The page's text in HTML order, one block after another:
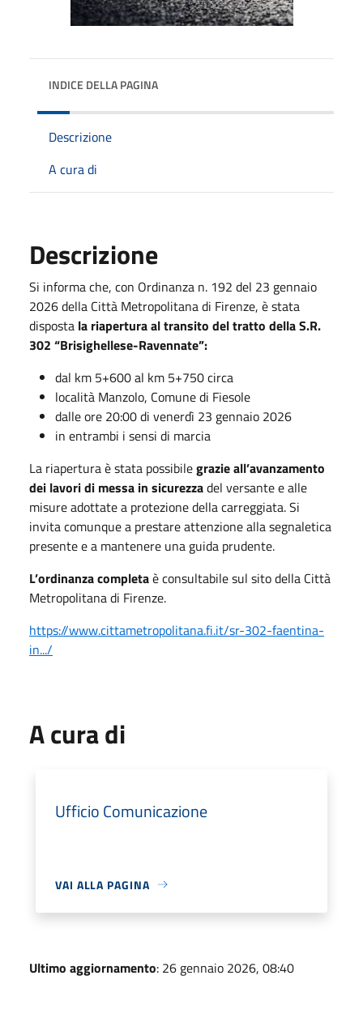
INDICE DELLA PAGINA
Descrizione
A cura di
Descrizione
Si informa che, con Ordinanza n. 192 del 23 gennaio
2026 della Città Metropolitana di Firenze, è stata
disposta la riapertura al transito del tratto della S.R.
302 “Brisighellese-Ravennate”:
dal km 5+600 al km 5+750 circa
località Manzolo, Comune di Fiesole
dalle ore 20:00 di venerdì 23 gennaio 2026
in entrambi i sensi di marcia
La riapertura è stata possibilegrazie all’avanzamento
dei lavori di messa in sicurezzadel versante e alle
misure adottate a protezione della carreggiata. Si
invita comunque a prestare attenzione alla segnaletica
presente e a mantenere una guida prudente.
L’ordinanza completaè consultabile sul sito della Città
Metropolitana di Firenze.
https://www.cittametropolitana.fi.it/sr-302-faentina-
in.../
A cura di
Ufficio Comunicazione
VAI ALLA PAGINA
Ultimo aggiornamento: 26 gennaio 2026, 08:40